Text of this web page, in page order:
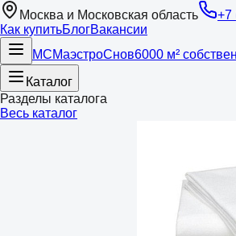
Москва и Московская область +7
Как купитьБлогВакансии
МСМаэстроСнов6000 м²
Каталог
Разделы каталога
Весь каталог